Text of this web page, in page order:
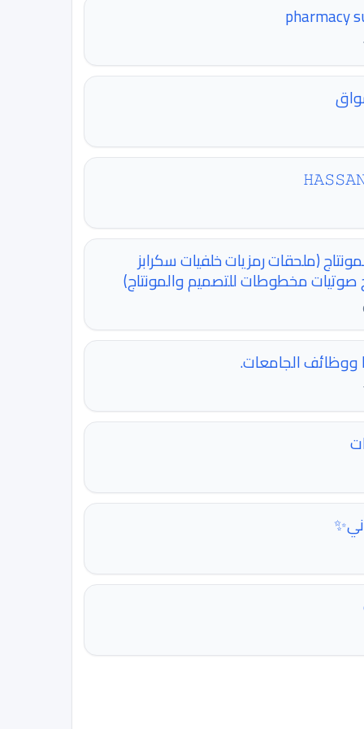
(ملحقات رمزيات خلفيات سكرابز
مخطوطات للتصميم والمونتاج)
ووظائف الجامعات.